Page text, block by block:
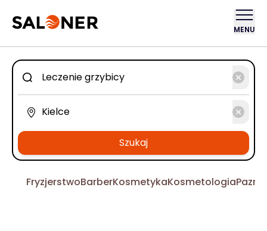
MENU
Szukaj
FryzjerstwoBarberKosmetykaKosmetologia